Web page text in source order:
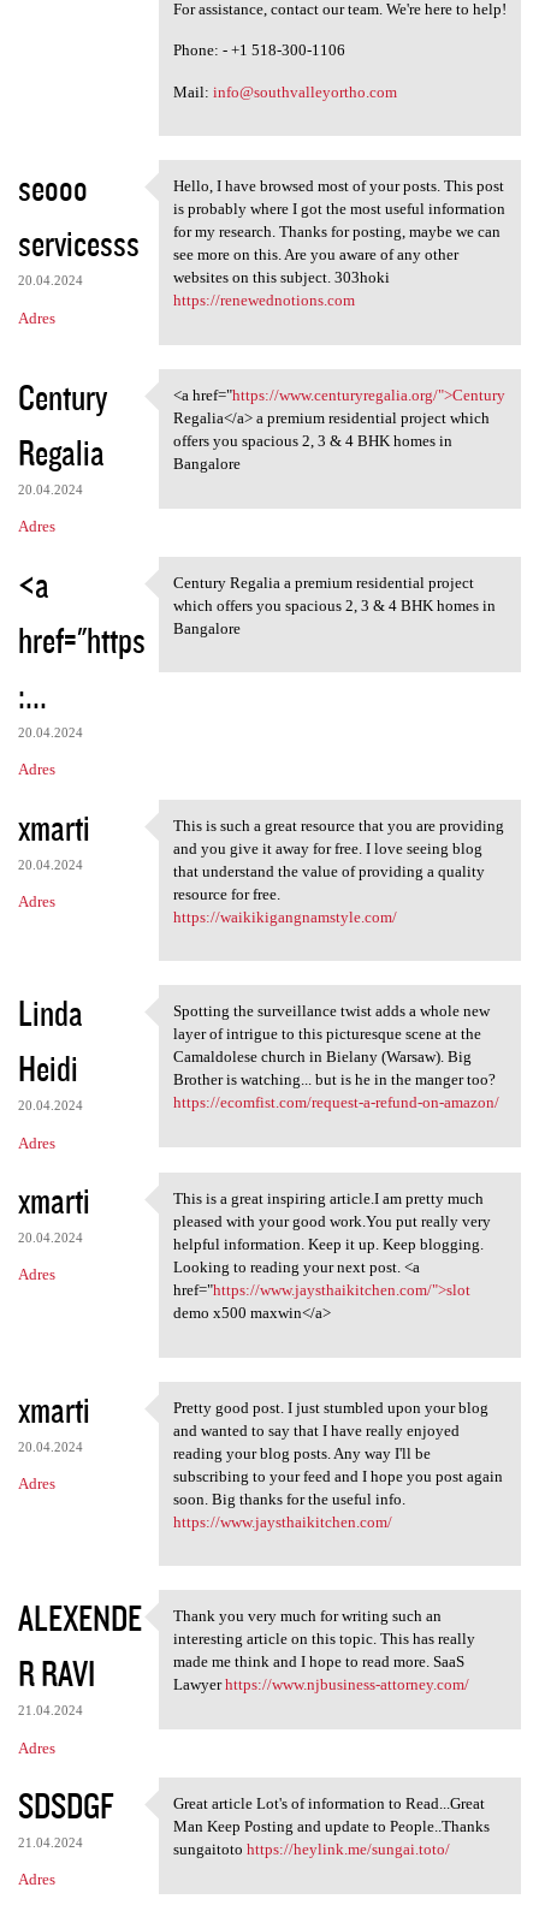
For assistance, contact our team. We're here to help!
Phone: - +1 518-300-1106
Mail: info@southvalleyortho.com
seooo
servicesss
20.04.2024
Adres
Hello, I have browsed most of
Hello, I have browsed most of your posts. This post
is probably where I got the most useful information
for my research. Thanks for posting, maybe we can
see more on this. Are you aware of any other
websites on this subject. 303hoki
https://renewednotions.com
Century
Regalia
20.04.2024
Adres
<a href="https://www
<a href="https://www.centuryregalia.org/">Century
Regalia</a> a premium residential project which
offers you spacious 2, 3 & 4 BHK homes in
Bangalore
<a
href="https
:...
20.04.2024
Adres
Century Regalia a premium
Century Regalia a premium residential project
which offers you spacious 2, 3 & 4 BHK homes in
Bangalore
xmarti
20.04.2024
Adres
This is such a great resource
This is such a great resource that you are providing
and you give it away for free. I love seeing blog
that understand the value of providing a quality
resource for free.
https://waikikigangnamstyle.com/
Linda
Heidi
20.04.2024
Adres
Spotting the surveillance
Spotting the surveillance twist adds a whole new
layer of intrigue to this picturesque scene at the
Camaldolese church in Bielany (Warsaw). Big
Brother is watching... but is he in the manger too?
https://ecomfist.com/request-a-refund-on-amazon/
xmarti
20.04.2024
Adres
This is a great inspiring
This is a great inspiring article.I am pretty much
pleased with your good work.You put really very
helpful information. Keep it up. Keep blogging.
Looking to reading your next post. <a
href="https://www.jaysthaikitchen.com/">slot
demo x500 maxwin</a>
xmarti
20.04.2024
Adres
Pretty good post. I just
Pretty good post. I just stumbled upon your blog
and wanted to say that I have really enjoyed
reading your blog posts. Any way I'll be
subscribing to your feed and I hope you post again
soon. Big thanks for the useful info.
https://www.jaysthaikitchen.com/
ALEXENDE
R RAVI
21.04.2024
Adres
Thank you very much for
Thank you very much for writing such an
interesting article on this topic. This has really
made me think and I hope to read more. SaaS
Lawyerhttps://www.njbusiness-attorney.com/
SDSDGF
21.04.2024
Adres
Great article Lot's of
Great article Lot's of information to Read...Great
Man Keep Posting and update to People..Thanks
sungaitoto https://heylink.me/sungai.toto/